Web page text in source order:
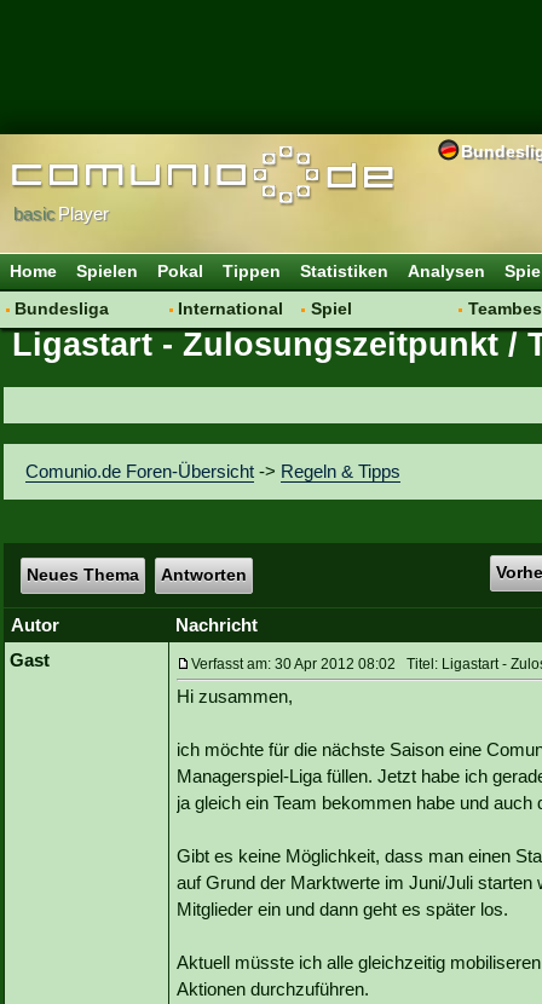
basicPlayer
Home Spielen Pokal Tippen Statistiken Analysen
Bundesliga
Hot News
Vereinsdiskussion
Vereinsfragen
International
Vereine
Spiel
Regeln & Tipps
Ligastart - Zulosungszeitpunkt /
Comunio.de Foren-Übersicht -> Regeln & Tipps
Neues Thema Antworten
Autor
Nachricht
Gast
Verfasst am: 30 Apr 2012 08:02 Titel: Ligastart -
Hi zusammen,
ich möchte für die nächste Saison eine
Managerspiel-Liga füllen. Jetzt habe ich
ja gleich ein Team bekommen habe und
Gibt es keine Möglichkeit, dass man einen
auf Grund der Marktwerte im Juni/Juli starten
Mitglieder ein und dann geht es später los.
Aktuell müsste ich alle gleichzeitig
Aktionen durchzuführen.